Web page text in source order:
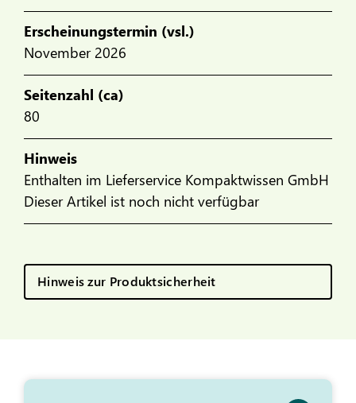
Erscheinungstermin (vsl.)
November 2026
Seitenzahl (ca)
80
Hinweis
Enthalten im Lieferservice Kompaktwissen GmbH
Dieser Artikel ist noch nicht verfügbar
Hinweis zur Produktsicherheit